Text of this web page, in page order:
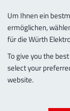
Um Ihnen ein
ermöglichen,
für die Würth
To give you the
select your
website.